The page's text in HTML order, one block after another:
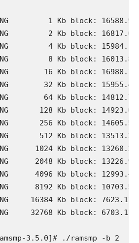
1 Kb block: 16588.96
2 Kb block: 16817.68
4 Kb block: 15984.19
8 Kb block: 16013.87
16 Kb block: 16980.72
32 Kb block: 15955.49
64 Kb block: 14812.77
128 Kb block: 14923.09
256 Kb block: 14605.57
512 Kb block: 13513.23
1024 Kb block: 13260.21
2048 Kb block: 13226.99
4096 Kb block: 12993.40
8192 Kb block: 10703.56
16384 Kb block: 7623.11
32768 Kb block: 6703.11
3.5.0]# ./ramsmp -b 2